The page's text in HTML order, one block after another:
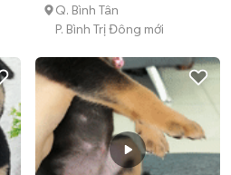
Q. Bình Tân
P. Bình Trị Đông mới